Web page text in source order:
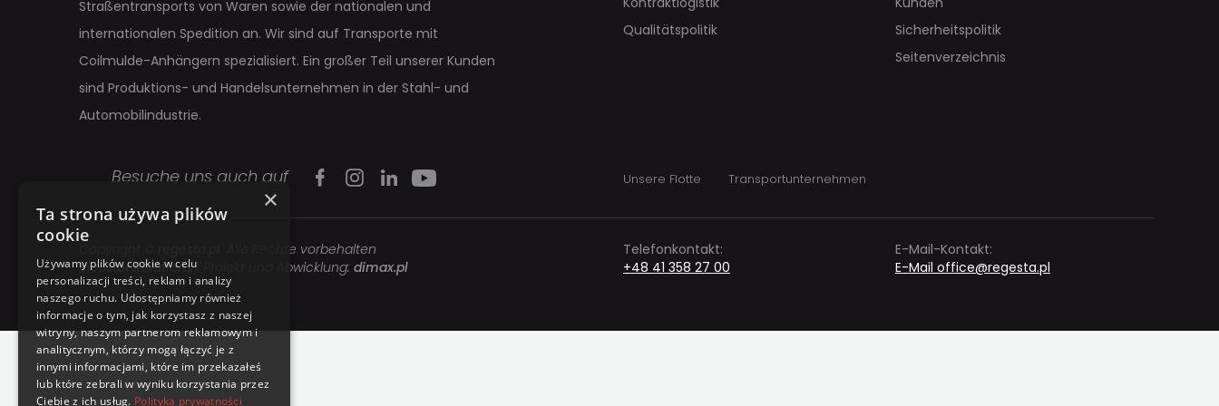
GESTY REGESTY
Straßentransports von Waren sowie der nationalen und
internationalen Spedition an. Wir sind auf Transporte mit
Coilmulde-Anhängern spezialisiert. Ein großer Teil unserer Kunden
sind Produktions- und Handelsunternehmen in der Stahl- und
Automobilindustrie.
Qualitätspolitik
Sicherheitspolitik
Seitenverzeichnis
Besuche uns auch auf Unsere Flotte Transportunternehmen
. Alle Rechte vorbehalten
Investor Relations| Projekt und Abwicklung: dimax.pl
Telefonkontakt:
+48 41 358 27 00
E-Mail-Kontakt:
E-Mail office@regesta.pl
×
Ta strona używa plików
cookie
Używamy plików cookie w celu
personalizacji treści, reklam i analizy
naszego ruchu. Udostępniamy również
informacje o tym, jak korzystasz z naszej
witryny, naszym partnerom reklamowym i
analitycznym, którzy mogą łączyć je z
innymi informacjami, które im przekazałeś
lub które zebrali w wyniku korzystania przez
Ciebie z ich usług. Polityka prywatności